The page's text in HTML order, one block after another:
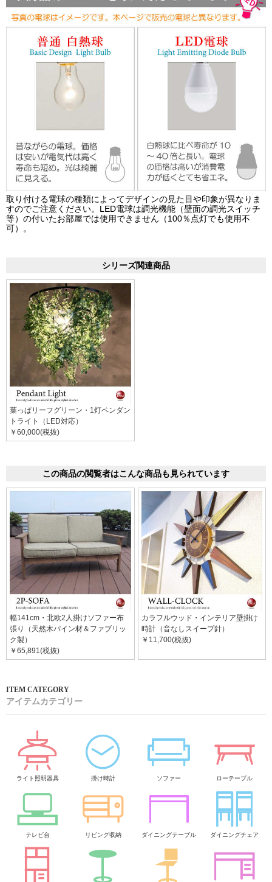
取り付ける電球の種類によってデザインの見た目や印象が異なりま
すのでご注意ください。LED電球は調光機能（壁面の調光スイッチ
等）の付いたお部屋では使用できません（100％点灯でも使用不
可）。
シリーズ関連商品
葉っぱリーフグリーン・1灯ペンダン
トライト（LED対応）
￥60,000(税抜)
この商品の閲覧者はこんな商品も見られています
幅141cm・北欧2人掛けソファー布
張り（天然木パイン材＆ファブリッ
ク製）
￥65,891(税抜)
カラフルウッド・インテリア壁掛け
時計（音なしスイープ針）
￥11,700(税抜)
アイテムカテゴリー
ライト照明器具 掛け時計 ソファー ローテーブル
テレビ台 リビング収納 ダイニングテーブル ダイニングチェア